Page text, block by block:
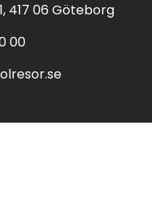
417 06 Göteborg
00